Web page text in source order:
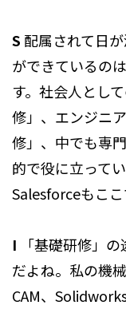
S 配属されて日
ができているの
す。社会人とし
修」、エンジニ
修」、中でも専
的で役に立って
Salesforceもここ
I 「基礎研修」
だよね。私の機
CAM、